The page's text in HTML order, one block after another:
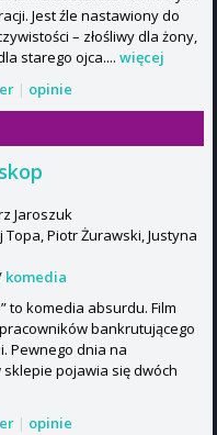
Jest źle nastawiony do
– złośliwy dla żony,
starego ojca.... więcej
| opinie
Jaroszuk
Topa, Piotr Żurawski, Justyna
komedia
to komedia absurdu. Film
bankrutującego
Pewnego dnia na
pojawia się dwóch
| opinie